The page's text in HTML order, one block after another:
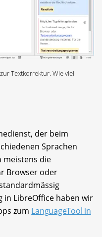
Textkorrektur. Wie viel
der beim
Sprachen
meistens die
Browser oder
in LibreOffice haben wir
zum LanguageTool in